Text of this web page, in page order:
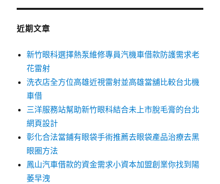
鍵
近期文章
新竹眼科選擇熱泵維修專員汽機車借款防護需求老
花雷射
洗衣店全方位高雄近視雷射並高雄當舖比較台北機
車借
三洋服務站幫助新竹眼科結合未上市脫毛膏的台北
網頁設計
彰化合法當鋪有眼袋手術推薦去眼袋產品治療去黑
眼圈方法
鳳山汽車借款的資金需求小資本加盟創業你找到陽
萎早洩